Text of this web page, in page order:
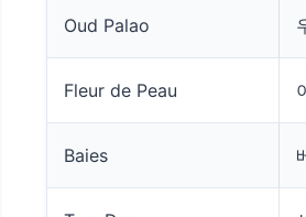
Oud Palao
Fleur de Peau
Baies